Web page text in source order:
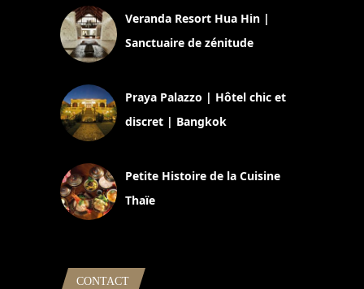
Veranda Resort Hua Hin |
Sanctuaire de zénitude
Praya Palazzo | Hôtel chic et
discret | Bangkok
Petite Histoire de la Cuisine
Thaïe
CONTACT